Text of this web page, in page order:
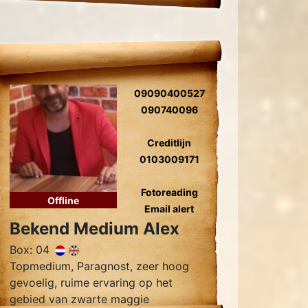
Offline
09090400527
090740096
Creditlijn
0103009171
Fotoreading
Email alert
Bekend Medium Alex
Box: 04
Topmedium, Paragnost, zeer hoog
gevoelig, ruime ervaring op het
gebied van zwarte maggie